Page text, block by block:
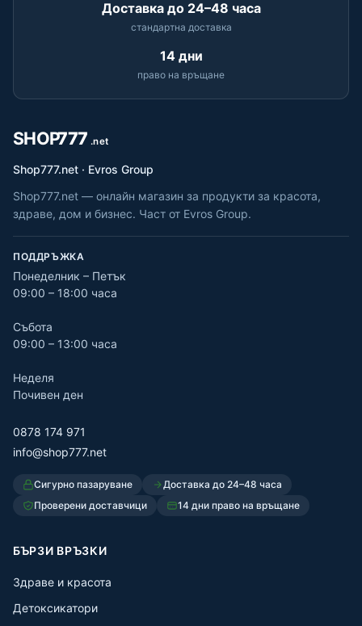
Доставка до 24–48 часа
стандартна доставка
14 дни
право на връщане
Shop777.net · Evros Group
Shop777.net — онлайн магазин за продукти за красота,
здраве, дом и бизнес. Част от Evros Group.
ПОДДРЪЖКА
Понеделник – Петък
09:00 – 18:00 часа
Събота
09:00 – 13:00 часа
Неделя
Почивен ден
0878 174 971
info@shop777.net
Сигурно пазаруване
Доставка до 24–48 часа
Проверени доставчици
14 дни право на връщане
БЪРЗИ ВРЪЗКИ
Здраве и красота
Детоксикатори